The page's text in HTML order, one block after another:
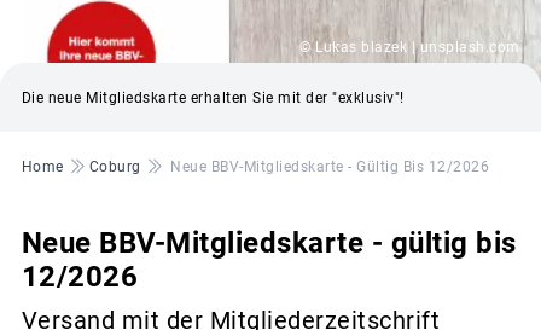
© Lukas blazek | unsplash.com
Die neue Mitgliedskarte erhalten Sie mit der "exklusiv"!
Pfadnavigation
Home Coburg Neue BBV-Mitgliedskarte - Gültig Bis 12/2026
Neue BBV-Mitgliedskarte - gültig bis
12/2026
Versand mit der Mitgliederzeitschrift